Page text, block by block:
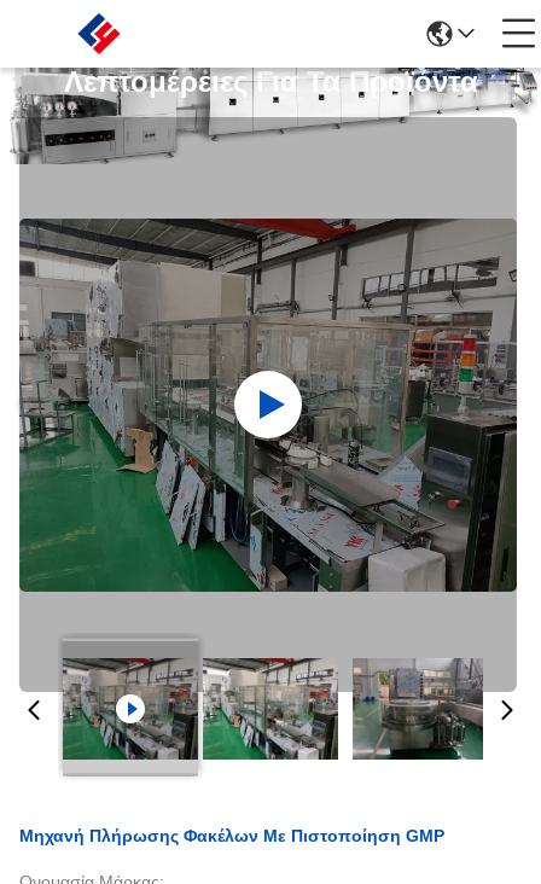
Λεπτομέρειες Για Τα Προϊόντα
Μηχανή Πλήρωσης Φακέλων Με Πιστοποίηση GMP